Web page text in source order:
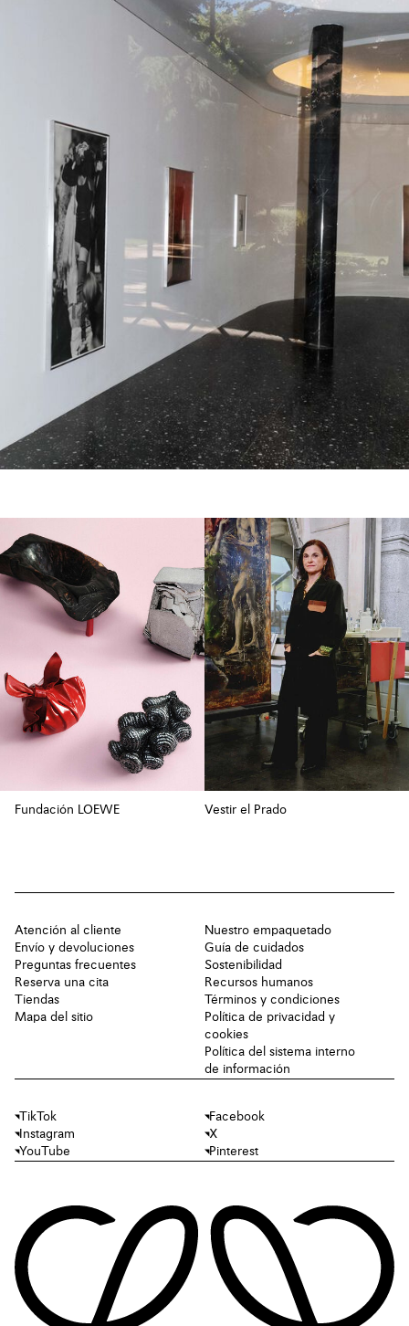
Fundación LOEWE Vestir el Prado
Atención al cliente
Envío y devoluciones
Preguntas frecuentes
Reserva una cita
Tiendas
Mapa del sitio
Nuestro empaquetado
Guía de cuidados
Sostenibilidad
Recursos humanos
Términos y condiciones
Política de privacidad y
cookies
Política del sistema interno
de información
TikTok
Facebook
Instagram
X
YouTube
Pinterest